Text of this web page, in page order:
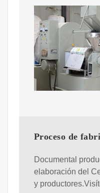
Proceso de
Documental
elaboración del
y